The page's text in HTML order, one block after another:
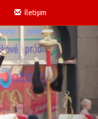
İletişim